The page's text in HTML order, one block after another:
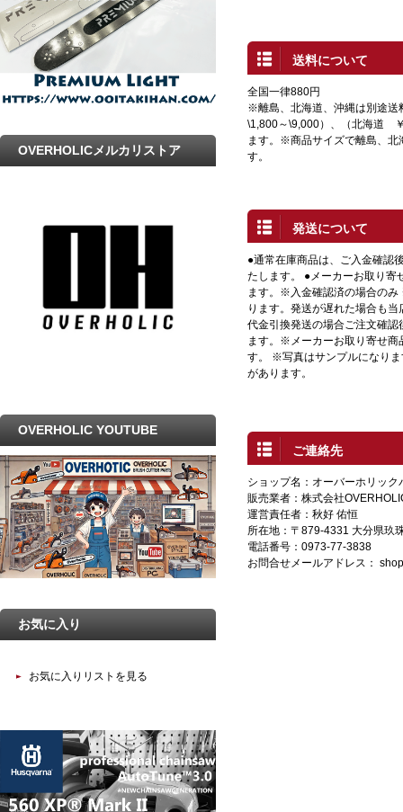
送料について
全国一律880円
※離島、北海道、沖縄は別途送
\1,800～\9,000）、（北海道
ます。※商品サイズで離島、北
す。
発送について
●通常在庫商品は、ご入金確認
たします。 ●メーカーお取り寄
ます。※入金確認済の場合の
ります。発送が遅れた場合も
代金引換発送の場合ご注文確
ます。※メーカーお取り寄せ商
す。 ※写真はサンプルになり
があります。
ご連絡先
ショップ名：オーバーホリック
販売業者：株式会社
運営責任者：秋好 佑恒
所在地：〒879-4331 大分県玖
電話番号：0973-77-3838
お問合せメールアドレス：
OVERHOLICメルカリストア
OVERHOLIC YOUTUBE
お気に入り
お気に入りリストを見る